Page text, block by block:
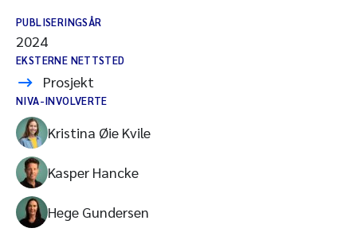
PUBLISERINGSÅR
2024
EKSTERNE NETTSTED
Prosjekt
NIVA-INVOLVERTE
Kristina Øie Kvile
Kasper Hancke
Hege Gundersen